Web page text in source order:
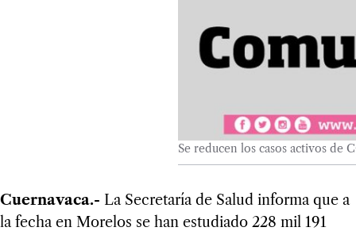
Se reducen los casos activos de
Cuernavaca.- La Secretaría de Salud informa que a
la fecha en Morelos se han estudiado 228 mil 191